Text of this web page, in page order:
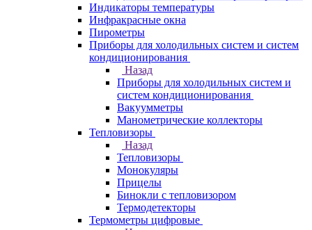
Индикаторы температуры
Инфракрасные окна
Пирометры
Приборы для холодильных систем и систем
кондиционирования
Назад
Приборы для холодильных систем и
систем кондиционирования
Вакуумметры
Манометрические коллекторы
Тепловизоры
Назад
Тепловизоры
Монокуляры
Прицелы
Бинокли с тепловизором
Термодетекторы
Термометры цифровые